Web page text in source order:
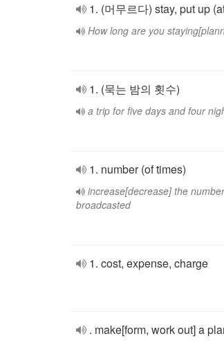
1. (머무르다) stay, put up
How long are you
1. (묵는 밤의 횟수)
a trip for five days and four
1. number (of times)
increase[decrease] the
broadcasted
1. cost, expense, charge
. make[form, work out] a